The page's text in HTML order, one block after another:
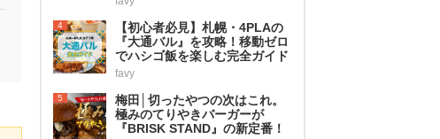
4
【初心者必見】札幌・4PLAの
『大通バル』を攻略！移動ゼロ
でハシゴ飯を楽しむ完全ガイド
favy
5
梅田│切ったやつの次はこれ。
極みのてりやきバーガーが
『BRISK STAND』の新定番！